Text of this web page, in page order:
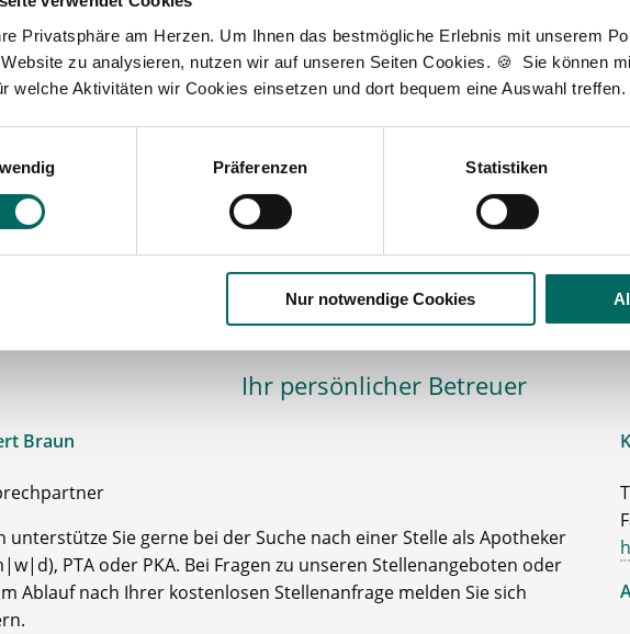
Privatsphäre am Herzen. Um Ihnen das bestmögliche Erlebnis mit unserem
zu analysieren, nutzen wir auf unseren Seiten Cookies. 🍪 Sie können
welche Aktivitäten wir Cookies einsetzen und dort bequem eine Auswahl treffen.
Präferenzen Statistiken
Nur notwendige Cookies
Momentan interessieren sich 3 Besucherfür Stellenangebote als Apotheker
Maschinenlesbare Version:Stellenangebot als Markdown (CC BY 4.0)
Ihr persönlicher Betreuer
Braun
unterstütze Sie gerne bei der Suche nach einer Stelle als Apotheker
PTA oder PKA. Bei Fragen zu unseren Stellenangeboten oder
Ablauf nach Ihrer kostenlosen Stellenanfrage melden Sie sich